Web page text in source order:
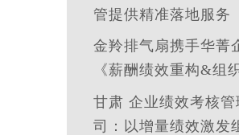
管提供精准落地服务
金羚排气扇携手华菁
《薪酬绩效重构&组
展体系》管理咨询公
甘肃 企业绩效考核管
司：以增量绩效激发